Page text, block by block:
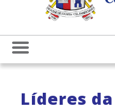
Líderes